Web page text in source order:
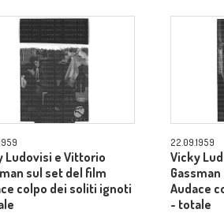
Ludovisi e Vittorio
sul set del film
colpo dei soliti ignoti
22.09.1959
Vicky
Audace
- totale